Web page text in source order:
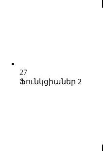
27
Ֆունկցիաներ 2